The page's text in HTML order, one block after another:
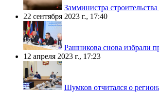
Замминистра
22 сентября 2023 г., 17:40
Рашникова снова избрали
12 апреля 2023 г., 17:23
Шумков отчитался о